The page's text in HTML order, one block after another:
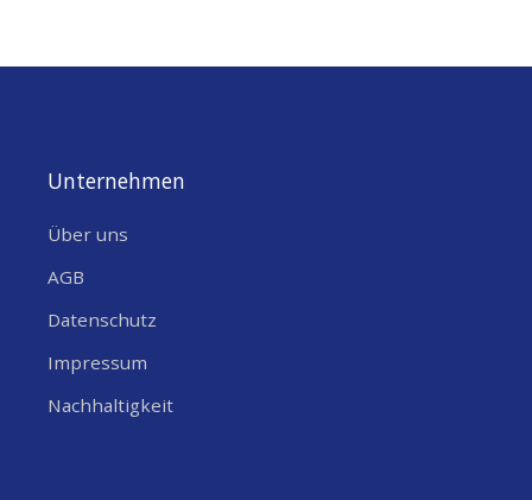
Unternehmen
Über uns
AGB
Datenschutz
Impressum
Nachhaltigkeit